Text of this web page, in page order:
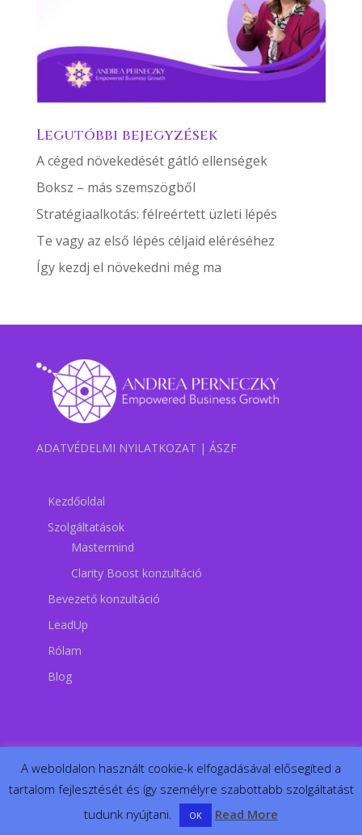
Legutóbbi bejegyzések
A céged növekedését gátló ellenségek
Boksz – más szemszögből
Stratégiaalkotás: félreértett üzleti lépés
Te vagy az első lépés céljaid eléréséhez
Így kezdj el növekedni még ma
ADATVÉDELMI NYILATKOZAT | ÁSZF
Kezdőoldal
Szolgáltatások
Mastermind
Clarity Boost konzultáció
Bevezető konzultáció
LeadUp
Rólam
Blog
A weboldalon használt cookie-k elfogadásával elősegíted a
tartalom fejlesztését és így személyre szabottabb szolgáltatást
tudunk nyújtani.
OK Read More